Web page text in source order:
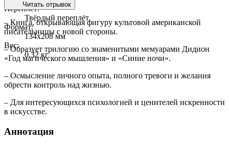
Переплет:
Твёрдый переплёт
Формат:
134x208 мм
Вес:
0.32 кг
Читать отрывок
– Книга, открывающая фигуру культовой американской
писательницы с новой стороны.
– Образует трилогию со знаменитыми мемуарами Дидион
«Год магического мышления» и «Синие ночи».
– Осмысление личного опыта, полного тревоги и желания
обрести контроль над жизнью.
– Для интересующихся психологией и ценителей искренности
в искусстве.
Аннотация